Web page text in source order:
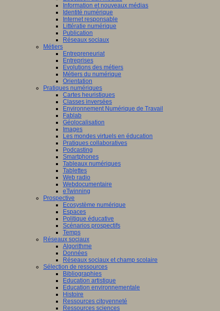
Information et nouveaux médias
Identité numérique
Internet responsable
Littératie numérique
Publication
Réseaux sociaux
Métiers
Entrepreneuriat
Entreprises
Evolutions des métiers
Métiers du numérique
Orientation
Pratiques numériques
Cartes heuristiques
Classes inversées
Environnement Numérique de Travail
Fablab
Géolocalisation
Images
Les mondes virtuels en éducation
Pratiques collaboratives
Podcasting
Smartphones
Tableaux numériques
Tablettes
Web radio
Webdocumentaire
eTwinning
Prospective
Ecosystème numérique
Espaces
Politique éducative
Scénarios prospectifs
Temps
Réseaux sociaux
Algorithme
Données
Réseaux sociaux et champ scolaire
Sélection de ressources
Bibliographies
Education artistique
Education environnementale
Histoire
Ressources citoyenneté
Ressources sciences